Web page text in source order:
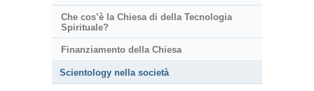
Che cos’è la Chiesa di della Tecnologia
Spirituale?
Finanziamento della Chiesa
Scientology nella società